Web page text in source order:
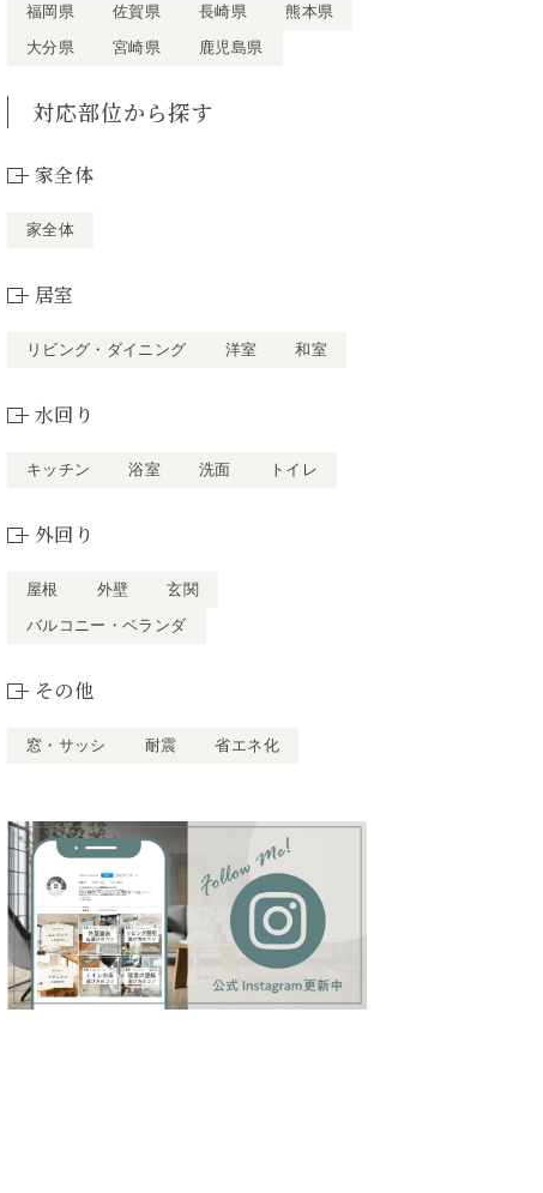
福岡県 佐賀県 長崎県
熊本県
大分県
宮崎県 鹿児島県
対応部位から探す
家全体
家全体
居室
リビング・ダイニング 洋室 和室
水回り
キッチン 浴室 洗面 トイレ
外回り
屋根 外壁
玄関
バルコニー・ベランダ
その他
窓・サッシ 耐震 省エネ化